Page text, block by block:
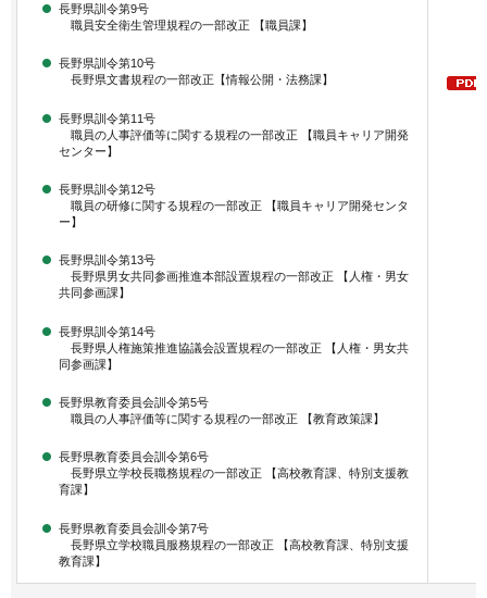
長野県訓令第9号
職員安全衛生管理規程の一部改正 【職員課】
長野県訓令第10号
長野県文書規程の一部改正【情報公開・法務課】
長野県訓令第11号
職員の人事評価等に関する規程の一部改正 【職員キャリア開発
センター】
長野県訓令第12号
職員の研修に関する規程の一部改正 【職員キャリア開発センタ
ー】
長野県訓令第13号
長野県男女共同参画推進本部設置規程の一部改正 【人権・男女
共同参画課】
長野県訓令第14号
長野県人権施策推進協議会設置規程の一部改正 【人権・男女共
同参画課】
長野県教育委員会訓令第5号
職員の人事評価等に関する規程の一部改正 【教育政策課】
長野県教育委員会訓令第6号
長野県立学校長職務規程の一部改正 【高校教育課、特別支援教
育課】
長野県教育委員会訓令第7号
長野県立学校職員服務規程の一部改正 【高校教育課、特別支援
教育課】